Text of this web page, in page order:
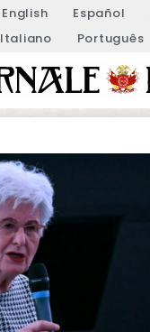
English Español
Italiano
Português